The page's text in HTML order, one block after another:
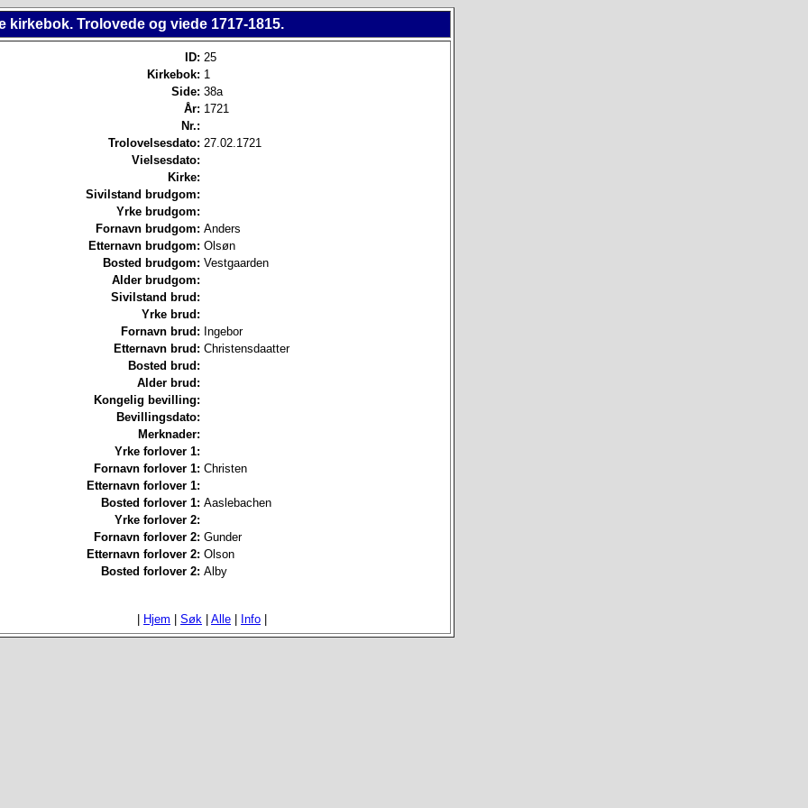
kirkebok. Trolovede og viede 1717-1815.
ID: 25
Kirkebok: 1
Side: 38a
År: 1721
Nr.:
Trolovelsesdato: 27.02.1721
Vielsesdato:
Kirke:
Sivilstand brudgom:
Yrke brudgom:
Fornavn brudgom: Anders
Etternavn brudgom: Olsøn
Bosted brudgom: Vestgaarden
Alder brudgom:
Sivilstand brud:
Yrke brud:
Fornavn brud: Ingebor
Etternavn brud: Christensdaatter
Bosted brud:
Alder brud:
Kongelig bevilling:
Bevillingsdato:
Merknader:
Yrke forlover 1:
Fornavn forlover 1: Christen
Etternavn forlover 1:
Bosted forlover 1: Aaslebachen
Yrke forlover 2:
Fornavn forlover 2: Gunder
Etternavn forlover 2: Olson
Bosted forlover 2: Alby
Hjem Søk Alle Info